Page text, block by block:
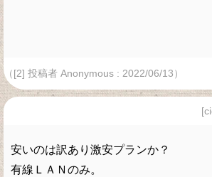
（[2] 投稿者 Anonymous : 2022/06/13）
安いのは訳あり激安プランか？
有線ＬＡＮのみ。